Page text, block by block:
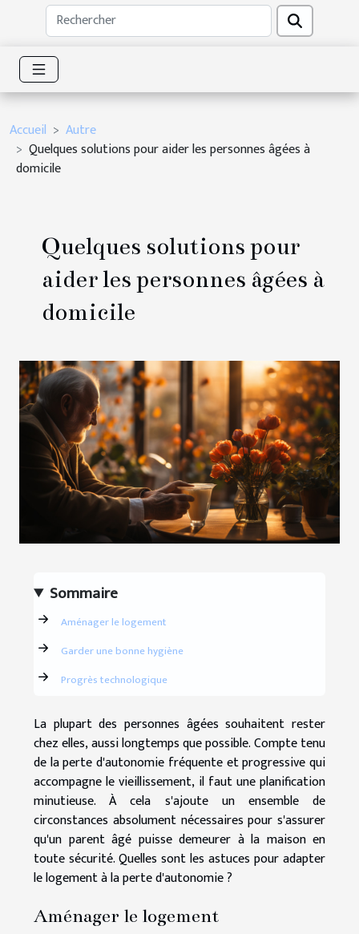
Accueil
Autre
Quelques solutions pour aider les personnes âgées à
domicile
Quelques solutions pour
aider les personnes âgées à
domicile
Sommaire
Aménager le logement
Garder une bonne hygiène
Progrès technologique
La plupart des personnes âgées souhaitent rester
chez elles, aussi longtemps que possible. Compte tenu
de la perte d'autonomie fréquente et progressive qui
accompagne le vieillissement, il faut une planification
minutieuse. À cela s'ajoute un ensemble de
circonstances absolument nécessaires pour s'assurer
qu'un parent âgé puisse demeurer à la maison en
toute sécurité. Quelles sont les astuces pour adapter
le logement à la perte d'autonomie ?
Aménager le logement